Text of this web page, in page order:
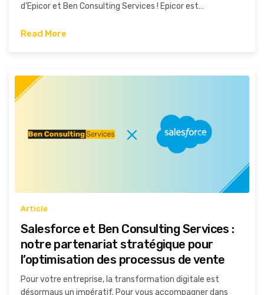
d’Epicor et Ben Consulting Services ! Epicor est…
Read More
Article
Salesforce et Ben Consulting Services :
notre partenariat stratégique pour
l’optimisation des processus de vente
Pour votre entreprise, la transformation digitale est
désormaus un impératif. Pour vous accompagner dans